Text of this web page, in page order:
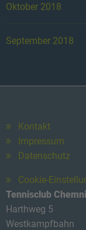
Oktober 2018
September 2018
Kontakt
Impressum
Datenschutz
Cookie-
Tennisclub
Harthweg 5
Westkampfbahn